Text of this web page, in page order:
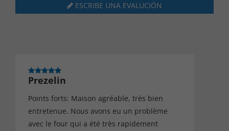
ESCRIBE UNA EVALUCIÓN
Prezelin
Points forts: Maison agréable, très bien
entretenue. Nous avons eu un problème
avec le four qui a été très rapidement